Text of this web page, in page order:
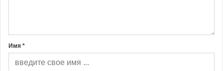
Имя *